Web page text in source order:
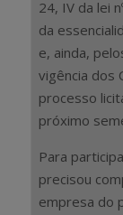
24, IV da lei
da
e, ainda,
vigência dos
processo
próximo
Para
precisou
empresa do